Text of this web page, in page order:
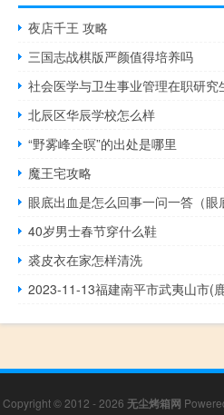
夜店千王 攻略
三国志战棋版严颜值得培养吗
社会医学与卫生事业管理在职研究
北辰区华辰学校怎么样
“野雾峰全暝”的出处是哪里
魔王宅攻略
眼底出血是怎么回事一问一答（眼
40岁男士春节穿什么鞋
裘皮衣在家怎样清洗
2023-11-13福建南平市武夷山市(
Copyright © 2012 - 2026 无尘烤箱网